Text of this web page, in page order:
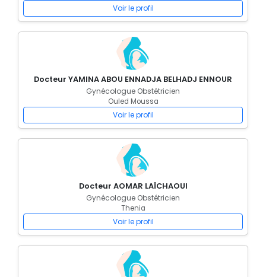
Voir le profil
Docteur YAMINA ABOU ENNADJA BELHADJ ENNOUR
Gynécologue Obstétricien
Ouled Moussa
Voir le profil
Docteur AOMAR LAÏCHAOUI
Gynécologue Obstétricien
Thenia
Voir le profil